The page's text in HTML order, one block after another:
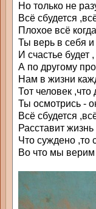
Но только не
Всё сбудется
Плохое всё
Ты верь в себя и
И счастье будет
А по другому
Нам в жизни
Тот человек ,что
Ты осмотрись -
Всё сбудется
Расставит
Что суждено ,то
Во что мы верим